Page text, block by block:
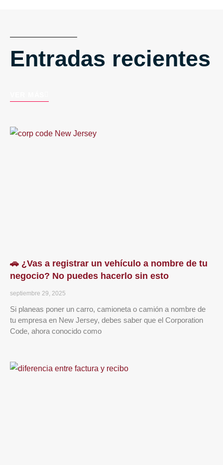
Entradas recientes
🚗 ¿Vas a registrar un vehículo a nombre de tu
negocio? No puedes hacerlo sin esto
septiembre 29, 2025
Si planeas poner un carro, camioneta o camión a nombre de
tu empresa en New Jersey, debes saber que el Corporation
Code, ahora conocido como